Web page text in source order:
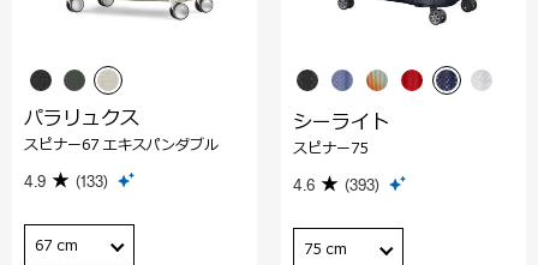
パラリュクス
スピナー67 エキスパンダブル
4.9 (133)
67 cm
シーライト
スピナー75
4.6 (393)
75 cm